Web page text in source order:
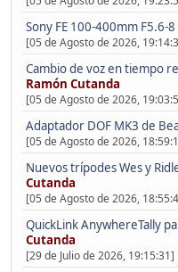
Sony FE 100-400mm F5.6-8
[05 de Agosto de 2026,
Cambio de voz en tiempo
Ramón Cutanda
[05 de Agosto de 2026,
Adaptador DOF MK3 de
[05 de Agosto de 2026,
Nuevos trípodes Wes y
Cutanda
[05 de Agosto de 2026,
QuickLink AnywhereTally
Cutanda
[29 de Julio de 2026, 19:15:31]